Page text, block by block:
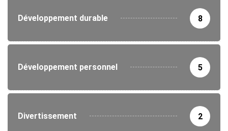
Développement durable 8
Développement personnel 5
Divertissement 2